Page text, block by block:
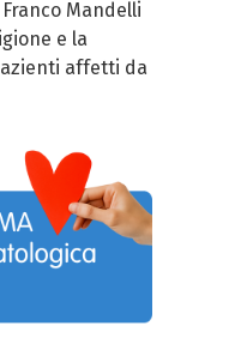
Franco Mandelli
e la
affetti da